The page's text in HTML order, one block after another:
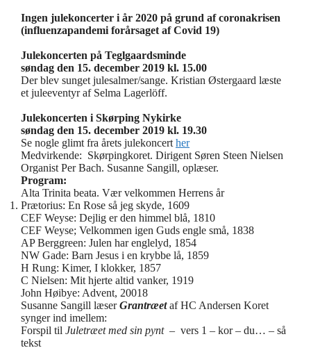
Ingen julekoncerter i år 2020 på grund af coronakrisen
(influenzapandemi forårsaget af Covid 19)
Julekoncerten på Teglgaardsminde
søndag den 15. december 2019 kl. 15.00
Der blev sunget julesalmer/sange. Kristian Østergaard læste
et juleeventyr af Selma Lagerlöff.
Julekoncerten i Skørping Nykirke
søndag den 15. december 2019 kl. 19.30
Se nogle glimt fra årets julekoncert her
Medvirkende: Skørpingkoret. Dirigent Søren Steen Nielsen
Organist Per Bach. Susanne Sangill, oplæser.
Program:
Alta Trinita beata. Vær velkommen Herrens år
Prætorius: En Rose så jeg skyde, 1609
CEF Weyse: Dejlig er den himmel blå, 1810
CEF Weyse; Velkommen igen Guds engle små, 1838
AP Berggreen: Julen har englelyd, 1854
NW Gade: Barn Jesus i en krybbe lå, 1859
H Rung: Kimer, I klokker, 1857
C Nielsen: Mit hjerte altid vanker, 1919
John Høibye: Advent, 20018
Susanne Sangill læser Grantræetaf HC Andersen Koret
synger ind imellem:
Forspil til Juletræet med sin pynt– vers 1 – kor – du… – så
tekst